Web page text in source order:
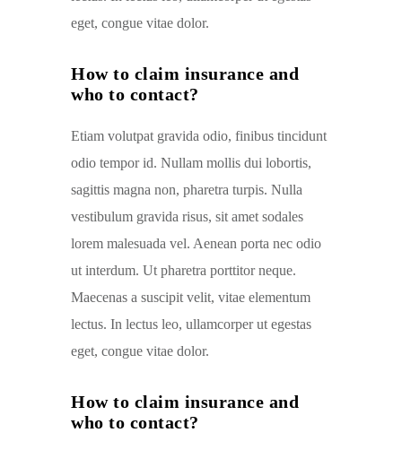
eget, congue vitae dolor.
How to claim insurance and
who to contact?
Etiam volutpat gravida odio, finibus tincidunt
odio tempor id. Nullam mollis dui lobortis,
sagittis magna non, pharetra turpis. Nulla
vestibulum gravida risus, sit amet sodales
lorem malesuada vel. Aenean porta nec odio
ut interdum. Ut pharetra porttitor neque.
Maecenas a suscipit velit, vitae elementum
lectus. In lectus leo, ullamcorper ut egestas
eget, congue vitae dolor.
How to claim insurance and
who to contact?